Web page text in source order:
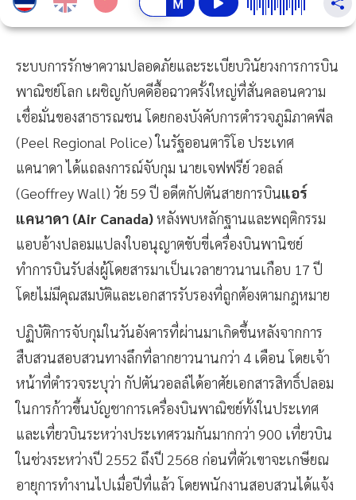
ระบบการรักษาความปลอดภัยและระเบียบวินัยวงการการบิน
พาณิชย์โลก เผชิญกับคดีอื้อฉาวครั้งใหญ่ที่สั่นคลอนความ
เชื่อมั่นของสาธารณชน โดยกองบังคับการตำรวจภูมิภาคพีล
(Peel Regional Police) ในรัฐออนตาริโอ ประเทศ
แคนาดา ได้แถลงการณ์จับกุม นายเจฟฟรีย์ วอลล์
(Geoffrey Wall) วัย 59 ปี อดีตกัปตันสายการบินแอร์
แคนาดา (Air Canada)หลังพบหลักฐานและพฤติกรรม
แอบอ้างปลอมแปลงใบอนุญาตขับขี่เครื่องบินพานิชย์
ทำการบินรับส่งผู้โดยสารมาเป็นเวลายาวนานเกือบ 17 ปี
โดยไม่มีคุณสมบัติและเอกสารรับรองที่ถูกต้องตามกฎหมาย
ปฏิบัติการจับกุมในวันอังคารที่ผ่านมาเกิดขึ้นหลังจากการ
สืบสวนสอบสวนทางลึกที่ลากยาวนานกว่า 4 เดือน โดยเจ้า
หน้าที่ตำรวจระบุว่า กัปตันวอลล์ได้อาศัยเอกสารสิทธิ์ปลอม
ในการก้าวขึ้นบัญชาการเครื่องบินพาณิชย์ทั้งในประเทศ
และเที่ยวบินระหว่างประเทศรวมกันมากกว่า 900 เที่ยวบิน
ในช่วงระหว่างปี 2552 ถึงปี 2568 ก่อนที่ตัวเขาจะเกษียณ
อายุการทำงานไปเมื่อปีที่แล้ว โดยพนักงานสอบสวนได้แจ้ง